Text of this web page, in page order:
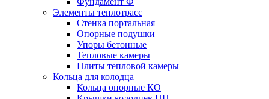
Элементы теплотрасс
Стенка портальная
Опорные подушки
Упоры бетонные
Тепловые камеры
Плиты тепловой камеры
Кольца для колодца
Кольца опорные КО